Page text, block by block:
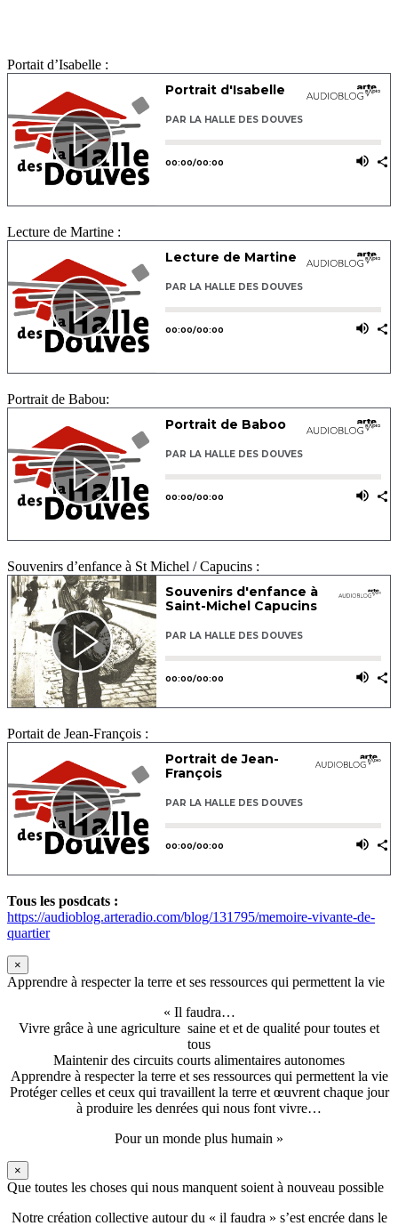
Portait d’Isabelle :
Lecture de Martine :
Portrait de Babou:
Souvenirs d’enfance à St Michel / Capucins :
Portait de Jean-François :
Tous les posdcats :
https://audioblog.arteradio.com/blog/131795/memoire-vivante-de-
quartier
×
Apprendre à respecter la terre et ses ressources qui permettent la vie
« Il faudra…
Vivre grâce à une agriculture saine et et de qualité pour toutes et
tous
Maintenir des circuits courts alimentaires autonomes
Apprendre à respecter la terre et ses ressources qui permettent la vie
Protéger celles et ceux qui travaillent la terre et œuvrent chaque jour
à produire les denrées qui nous font vivre…
Pour un monde plus humain »
×
Que toutes les choses qui nous manquent soient à nouveau possible
Notre création collective autour du « il faudra » s’est encrée dans le